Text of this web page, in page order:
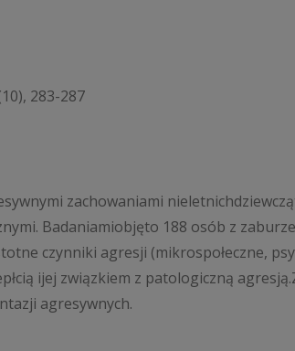
283-287
zachowaniami
Badaniamiobjęto 188 osób z
czynniki agresji (mikrospołeczne,
ijej związkiem z patologiczną
agresywnych.